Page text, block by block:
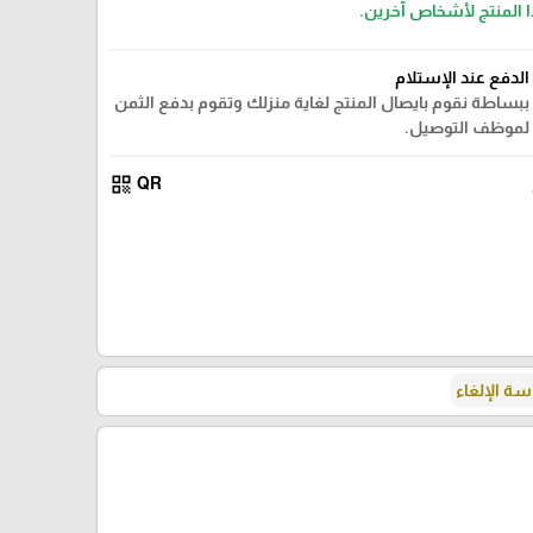
المنتج لأشخاص آخرين.
الدفع عند الإستلام
ببساطة نقوم بايصال المنتج لغاية منزلك وتقوم بدفع الثمن
لموظف التوصيل.
QR
qr_code
الإلغاء